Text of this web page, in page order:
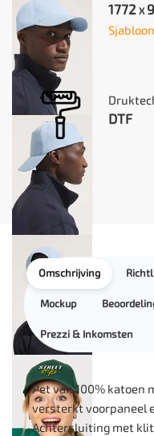
1772 X
DTF
Omschrijving
Mockup
Prezzi & Inkomsten
Pet van 100% katoen
versterkt voorpaneel
Achtersluiting met